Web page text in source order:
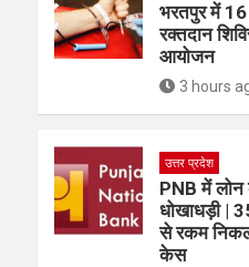
भरतपुर में
रक्तदान
आयोजन
3 hours
उत्तर प्रदेश
PNB में
धोखाधड़ी |
से रकम
केस